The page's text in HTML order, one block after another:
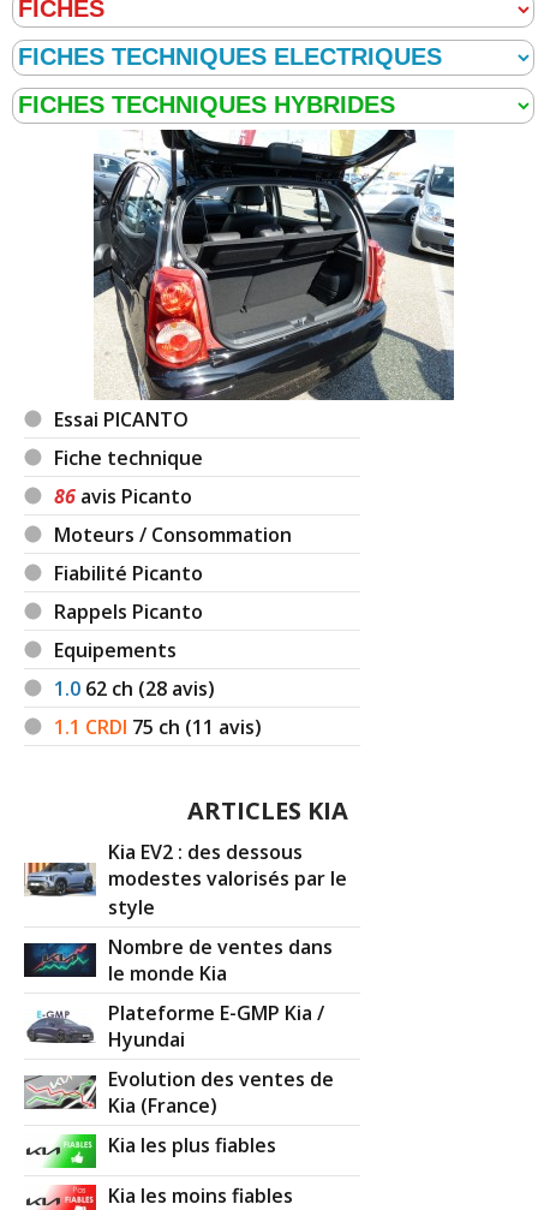
Essai PICANTO
Fiche technique
86 avis Picanto
Moteurs / Consommation
Fiabilité Picanto
Rappels Picanto
Equipements
1.0 62 ch (28 avis)
1.1 CRDI 75 ch (11 avis)
ARTICLES KIA
Kia EV2 : des dessous
modestes valorisés par le
style
Nombre de ventes dans
le monde Kia
Plateforme E-GMP Kia /
Hyundai
Evolution des ventes de
Kia (France)
Kia les plus fiables
Kia les moins fiables